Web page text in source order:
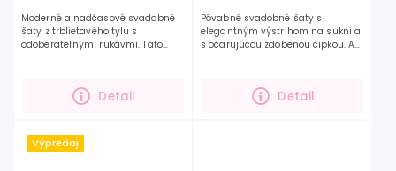
Detail
Moderné a nadčasové svadobné
šaty z trblietavého tylu s
odoberateľnými rukávmi. Táto
ľahkosťou. Trblietavý tyl...
Detail
Pôvabné svadobné šaty s
elegantným výstrihom na sukni a
s očarujúcou zdobenou čipkou. Ak
model spĺňa obidve...
Výpredaj